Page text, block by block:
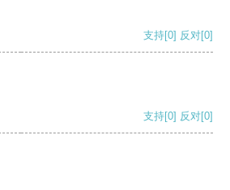
支持[0] 反对[0]
支持[0] 反对[0]